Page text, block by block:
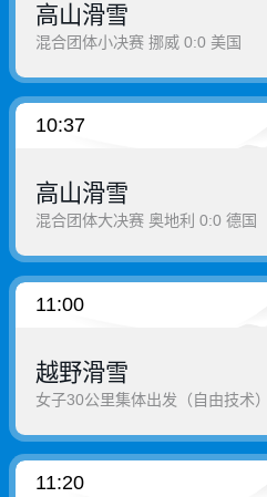
高山滑雪
混合团体小决赛 挪威 0:0 美国
10:37
高山滑雪
混合团体大决赛 奥地利 0:0 德国
11:00
越野滑雪
女子30公里集体出发（自由技术）
11:20